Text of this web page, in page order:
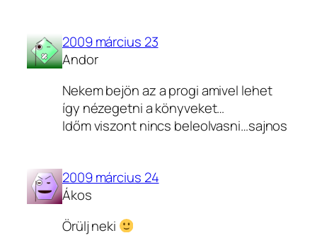
2009 március 23
Andor
Nekem bejön az a progi amivel lehet
így nézegetni a könyveket…
Időm viszont nincs beleolvasni…sajnos
2009 március 24
Ákos
Örülj neki